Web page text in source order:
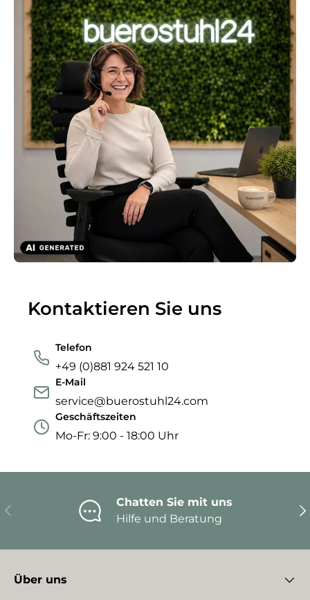
Kontaktieren Sie uns
Telefon
+49 (0)881 924 521 10
E-Mail
service@buerostuhl24.com
Geschäftszeiten
Mo-Fr: 9:00 - 18:00 Uhr
Vorherige
Chatten Sie mit uns
Hilfe und Beratung
Über uns